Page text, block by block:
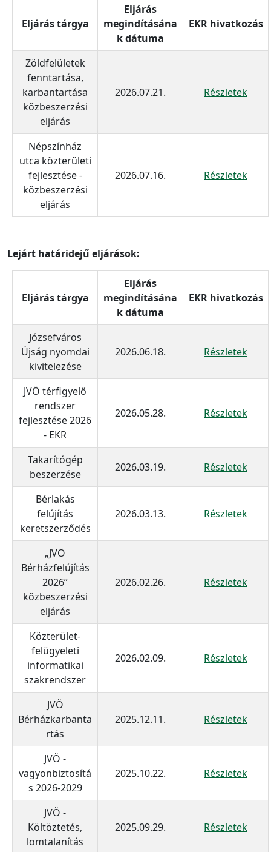
Eljárás tárgya
Eljárás
megindításána
k dátuma
EKR hivatkozás
Zöldfelületek
fenntartása,
karbantartása
közbeszerzési
eljárás
2026.07.21. Részletek
Népszínház
utca közterületi
fejlesztése -
közbeszerzési
eljárás
2026.07.16. Részletek
Lejárt határidejű eljárások:
Eljárás tárgya
Eljárás
megindításána
k dátuma
EKR hivatkozás
Józsefváros
Újság nyomdai
kivitelezése
2026.06.18. Részletek
JVÖ térfigyelő
rendszer
fejlesztése 2026
- EKR
2026.05.28. Részletek
Takarítógép
beszerzése
2026.03.19. Részletek
Bérlakás
felújítás
keretszerződés
2026.03.13. Részletek
„JVÖ
Bérházfelújítás
2026”
közbeszerzési
eljárás
2026.02.26. Részletek
Közterület-
felügyeleti
informatikai
szakrendszer
2026.02.09. Részletek
JVÖ
Bérházkarbanta
rtás
2025.12.11. Részletek
JVÖ -
vagyonbiztosítá
s 2026-2029
2025.10.22. Részletek
JVÖ -
Költöztetés,
lomtalanítás
2025.09.29. Részletek